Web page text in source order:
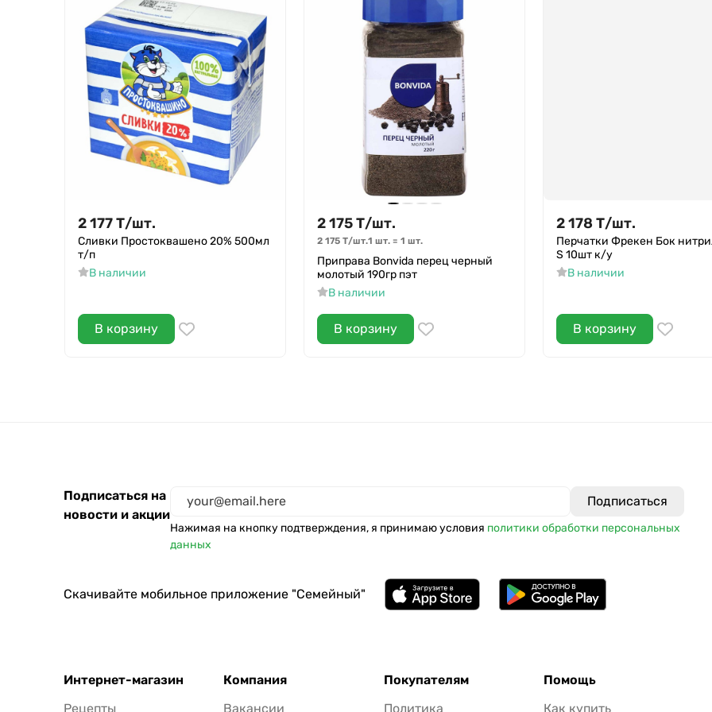
2 177Т/шт.
Сливки Простоквашено 20% 500мл
т/п
В наличии
В корзину
2 175Т/шт.
2 175 Т/шт.1 шт. = 1 шт.
Приправа Bonvida перец черный
молотый 190гр пэт
В наличии
В корзину
2 178 Т/шт.
Перчатки Фрекен Бок
S 10шт к/у
В наличии
В корзину
Подписаться на
новости и акции
Нажимая на кнопку подтверждения, я принимаю условия политики обработки персональных
данных
Скачивайте мобильное приложение "Семейный"
Интернет-магазин
Рецепты
Компания
Вакансии
Покупателям
Политика
Помощь
Как купить